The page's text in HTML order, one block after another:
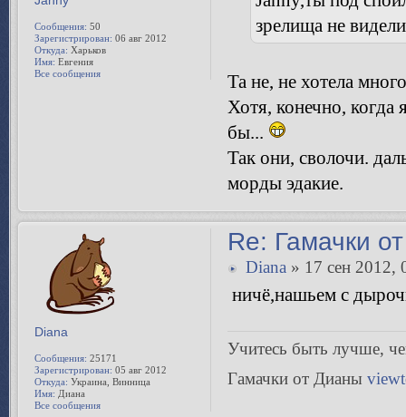
Janny,ты под
зрелища не
Та не, не хотела
Хотя, конечно, когда
бы...
Так они, сволочи.
морды эдакие.
Janny
Сообщения: 50
Зарегистрирован: 06 авг 2012
Откуда: Харьков
Имя: Евгения
Все сообщения
Re: Гамачки
Diana» 17 сен 2012,
ничё,нашьем с
Учитесь быть лучше,
Гамачки от Дианы
Diana
Сообщения: 25171
Зарегистрирован: 05 авг 2012
Откуда: Украина, Винница
Имя: Диана
Все сообщения